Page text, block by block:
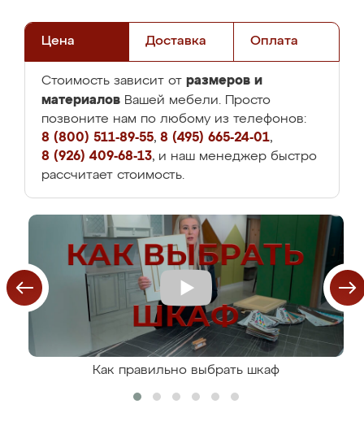
Цена Доставка Оплата
Стоимость зависит от размеров и
материалов Вашей мебели. Просто
позвоните нам по любому из телефонов:
8 (800) 511-89-55, 8 (495) 665-24-01,
8 (926) 409-68-13, и наш менеджер быстро
рассчитает стоимость.
Как правильно выбрать шкаф